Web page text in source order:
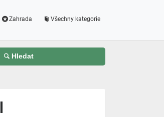
Zahrada Všechny kategorie
Hledat